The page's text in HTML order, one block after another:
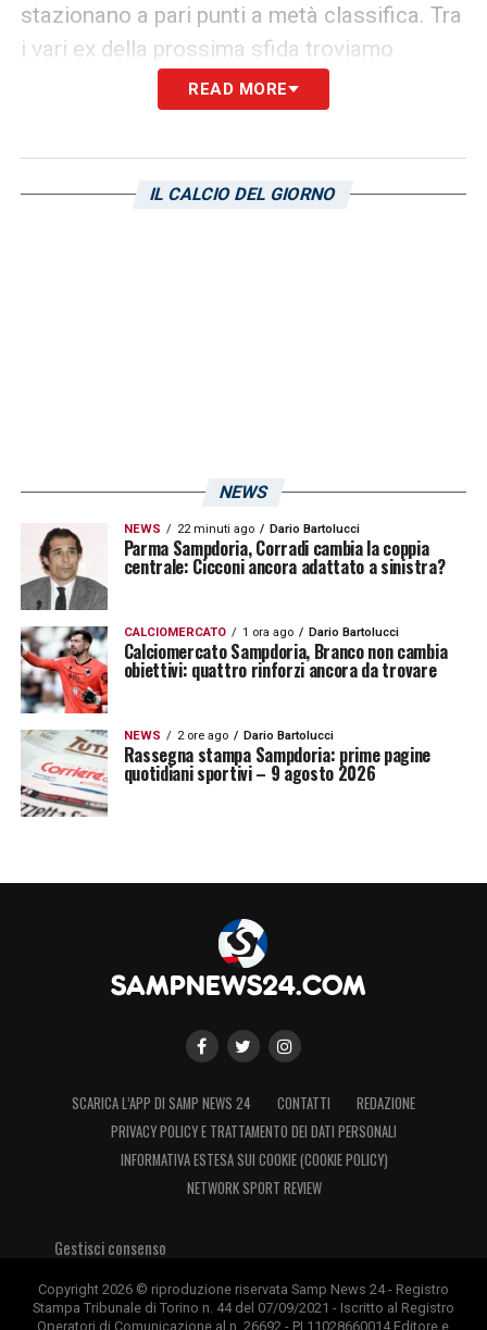
stazionano a pari punti a metà classifica. Tra
i vari ex della prossima sfida troviamo
Cacciatore, ex-difensore
blucerchiato che non ricorda con piacere i
calcistico, purtroppo,non ho ricordi
Sampdoria, in particolare, ha in rosa tanti
giovani di talento che possono fare male in
qualunque occasione:«Attualmente
hanno degli attaccanti molto bravi e con
tanta qualità, quindi sarà unasquadra
difficile da affrontare. Giampaolo sta
facendo un buon lavoro – ammette
però, abbiamobuone chance di portare a
casa la vittoria
. Speriamo di ottenere il
massimo da queste ultime due partite
LA PLAYLIST DELLE NOSTRE TOP NEWS
READ MORE
IL CALCIO DEL GIORNO
NEWS
NEWS 22 minuti ago Dario Bartolucci
Parma Sampdoria, Corradi cambia la coppia
centrale: Cicconi ancora adattato a sinistra?
CALCIOMERCATO 1 ora ago Dario Bartolucci
Calciomercato Sampdoria, Branco non cambia
obiettivi: quattro rinforzi ancora da trovare
NEWS 2 ore ago Dario Bartolucci
Rassegna stampa Sampdoria: prime pagine
quotidiani sportivi – 9 agosto 2026
SCARICA L’APP DI SAMP NEWS 24 CONTATTI
REDAZIONE
PRIVACY POLICY E TRATTAMENTO DEI DATI PERSONALI
INFORMATIVA ESTESA SUI COOKIE (COOKIE POLICY)
NETWORK SPORT REVIEW
Gestisci consenso
Copyright 2026 © riproduzione riservata Samp News 24 - Registro
Stampa Tribunale di Torino n. 44 del 07/09/2021 - Iscritto al Registro
Operatori di Comunicazione al n. 26692 - PI 11028660014 Editore e